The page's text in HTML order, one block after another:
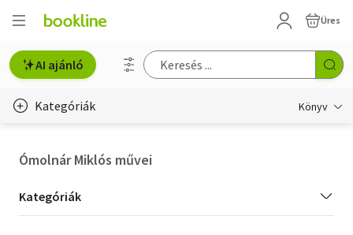
Üres
AI ajánló
Kategóriák Könyv
Ómolnár Miklós művei
Kategória
szűrés
Kategóriák